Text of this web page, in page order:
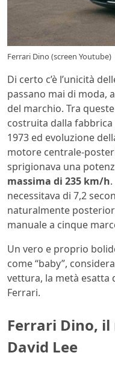
Ferrari Dino (screen Youtube)
Di certo c’è l’unicità
passano mai di moda,
del marchio. Tra
costruita dalla
1973 ed evoluzione
motore centrale-
sprigionava una
massima di 235 km/h
necessitava di 7,2
naturalmente
manuale a cinque
Un vero e proprio
come “baby”,
vettura, la metà esatta
Ferrari.
Ferrari Dino,
David Lee